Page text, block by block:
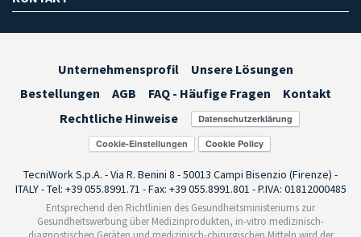
Unternehmensprofil
Unsere Lösungen
Bestellungen
AGB FAQ - Häufige Fragen
Kontakt
Rechtliche Hinweise
Cookie-Einstellungen
TecniWork S.p.A. - Via R. Benini 8 - 50013 Campi Bisenzio (Firenze) -
ITALY - Tel: +39 055.8991.71 - Fax: +39 055.8991.801 - P.IVA: 01812000485
Entsprechend den Richtlinien des Gesundheitsministeriums zur
Gesundheitswerbung über Medizinprodukten, in-vitro medizinisch-